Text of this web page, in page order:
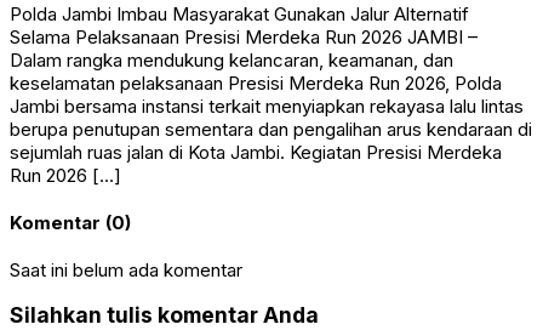
Polda Jambi Imbau Masyarakat Gunakan Jalur Alternatif
Selama Pelaksanaan Presisi Merdeka Run 2026 JAMBI –
Dalam rangka mendukung kelancaran, keamanan, dan
keselamatan pelaksanaan Presisi Merdeka Run 2026, Polda
Jambi bersama instansi terkait menyiapkan rekayasa lalu lintas
berupa penutupan sementara dan pengalihan arus kendaraan di
sejumlah ruas jalan di Kota Jambi. Kegiatan Presisi Merdeka
Run 2026 […]
Komentar (0)
Saat ini belum ada komentar
Silahkan tulis komentar Anda